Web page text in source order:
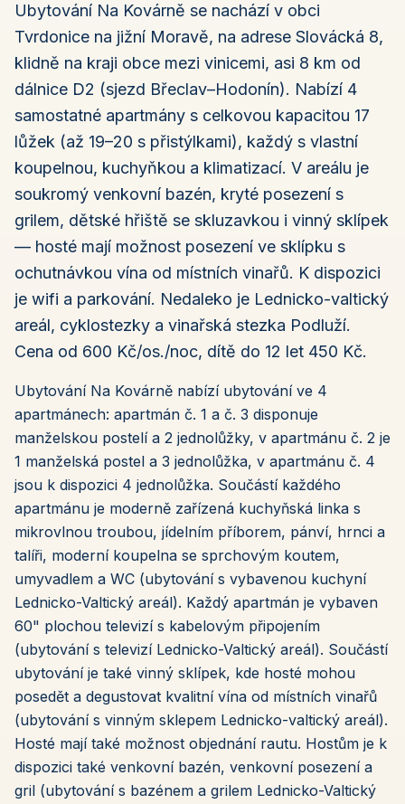
Ubytování Na Kovárně se nachází v obci
Tvrdonice na jižní Moravě, na adrese Slovácká 8,
klidně na kraji obce mezi vinicemi, asi 8 km od
dálnice D2 (sjezd Břeclav–Hodonín). Nabízí 4
samostatné apartmány s celkovou kapacitou 17
lůžek (až 19–20 s přistýlkami), každý s vlastní
koupelnou, kuchyňkou a klimatizací. V areálu je
soukromý venkovní bazén, kryté posezení s
grilem, dětské hřiště se skluzavkou i vinný sklípek
— hosté mají možnost posezení ve sklípku s
ochutnávkou vína od místních vinařů. K dispozici
je wifi a parkování. Nedaleko je Lednicko-valtický
areál, cyklostezky a vinařská stezka Podluží.
Cena od 600 Kč/os./noc, dítě do 12 let 450 Kč.
Ubytování Na Kovárně nabízí ubytování ve 4
apartmánech: apartmán č. 1 a č. 3 disponuje
manželskou postelí a 2 jednolůžky, v apartmánu č. 2 je
1 manželská postel a 3 jednolůžka, v apartmánu č. 4
jsou k dispozici 4 jednolůžka. Součástí každého
apartmánu je moderně zařízená kuchyňská linka s
mikrovlnou troubou, jídelním příborem, pánví, hrnci a
talíři, moderní koupelna se sprchovým koutem,
umyvadlem a WC (ubytování s vybavenou kuchyní
Lednicko-Valtický areál). Každý apartmán je vybaven
60" plochou televizí s kabelovým připojením
(ubytování s televizí Lednicko-Valtický areál). Součástí
ubytování je také vinný sklípek, kde hosté mohou
posedět a degustovat kvalitní vína od místních vinařů
(ubytování s vinným sklepem Lednicko-valtický areál).
Hosté mají také možnost objednání rautu. Hostům je k
dispozici také venkovní bazén, venkovní posezení a
gril (ubytování s bazénem a grilem Lednicko-Valtický